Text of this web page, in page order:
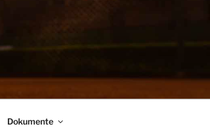
Dokumente